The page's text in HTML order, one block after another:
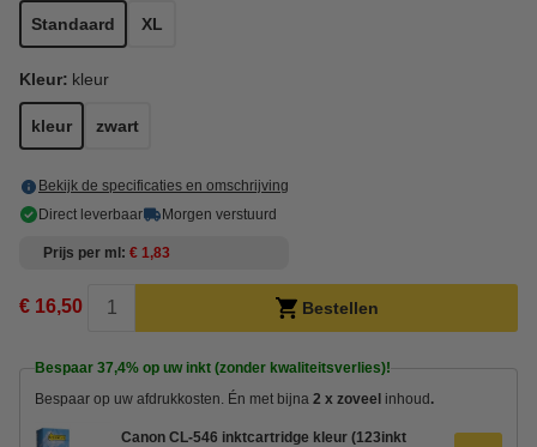
Standaard XL
Kleur: kleur
kleur zwart
Bekijk de specificaties en omschrijving
Direct leverbaar
Morgen verstuurd
Prijs per ml € 1,83
€ 16,50 Bestellen
Bespaar 37,4% op uw inkt (zonder kwaliteitsverlies)!
Bespaar op uw afdrukkosten. Én met bijna 2 x zoveel inhoud .
Canon CL-546 inktcartridge kleur (123inkt